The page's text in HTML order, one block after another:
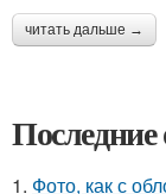
читать дальше →
Последние
1. Фото, как с